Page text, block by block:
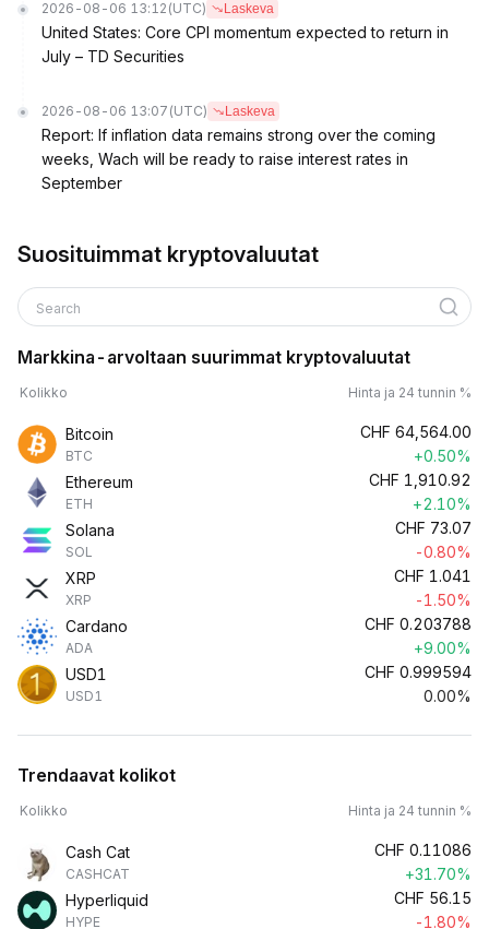
2026-08-06 13:12 (UTC) Laskeva
United States: Core CPI momentum expected to return in
July – TD Securities
2026-08-06 13:07 (UTC) Laskeva
Report: If inflation data remains strong over the coming
weeks, Wach will be ready to raise interest rates in
September
Suosituimmat kryptovaluutat
Search
Markkina-arvoltaan suurimmat kryptovaluutat
Kolikko Hinta ja 24 tunnin %
Bitcoin
BTC
CHF 64,564.00
+0.50%
Ethereum
ETH
CHF 1,910.92
+2.10%
Solana
SOL
CHF 73.07
-0.80%
XRP
XRP
CHF 1.041
-1.50%
Cardano
ADA
CHF 0.203788
+9.00%
USD1
USD1
CHF 0.999594
0.00%
Trendaavat kolikot
Kolikko Hinta ja 24 tunnin %
Cash Cat
CASHCAT
CHF 0.11086
+31.70%
Hyperliquid
HYPE
CHF 56.15
-1.80%